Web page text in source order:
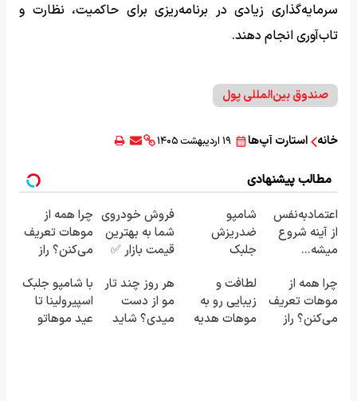
سرمایه‌گذاری زیادی در برنامه‌ریزی برای حاکمیت، نظارت و
تاب‌آوری انجام دهند.
صندوق بین‌المللی پول
خانه استارت آپ‌ها ۱۹ اردیبهشت ۱۴۰۵
مطالب پیشنهادی
اعتمادبه‌نفس
از آینه شروع
میشه...
شامپو
ضدریزش
جلبک
ریزش موی
شماست
فروش خودروی
شما به بهترین
قیمت بازار ✅
چرا همه از
موهات تعریف
می‌کنن؟ راز
چرا همه از
موهات تعریف
می‌کنن؟ راز
لطافت و
زیبایی رو به
موهات هدیه
هر روز چند تار
مو از دست
میدی؟ شاید
با شامپو جلبک
اسپیرولینا تا
عید موهاتو